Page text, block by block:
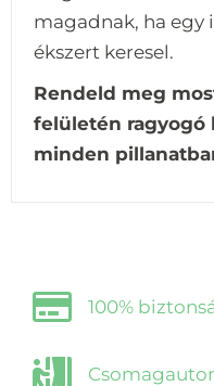
magadnak, ha
ékszert keresel.
Rendeld meg
felületén ragyogó
minden
100%